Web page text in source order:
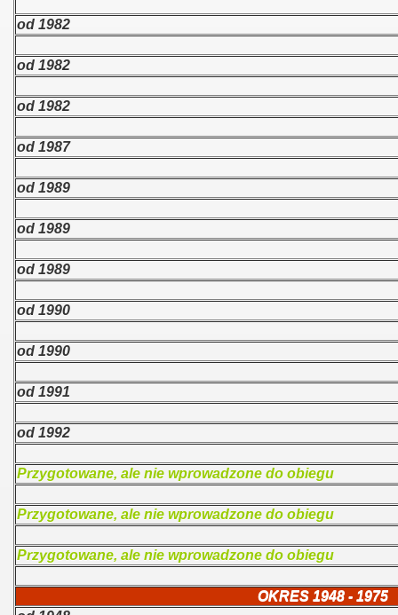
od 1982
od 1982
od 1982
od 1987
od 1989
od 1989
od 1989
od 1990
od 1990
od 1991
od 1992
Przygotowane, ale nie wprowadzone do obiegu
Przygotowane, ale nie wprowadzone do obiegu
Przygotowane, ale nie wprowadzone do obiegu
OKRES 1948 - 1975
Polski